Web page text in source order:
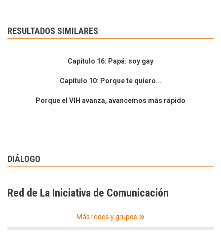
RESULTADOS SIMILARES
Capítulo 16: Papá: soy gay
Capítulo 10: Porque te quiero...
Porque el VIH avanza, avancemos más rápido
DIÁLOGO
Red de La Iniciativa de Comunicación
Más redes y grupos